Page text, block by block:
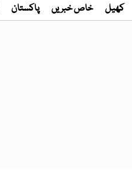
کھیل خاص خبریں پاکستان